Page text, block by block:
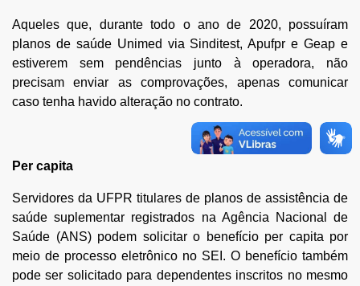
Aqueles que, durante todo o ano de 2020, possuíram
planos de saúde Unimed via Sinditest, Apufpr e Geap e
estiverem sem pendências junto à operadora, não
precisam enviar as comprovações, apenas comunicar
caso tenha havido alteração no contrato.
Per capita
Servidores da UFPR titulares de planos de assistência de
saúde suplementar registrados na Agência Nacional de
Saúde (ANS) podem solicitar o benefício per capita por
meio de processo eletrônico no SEI. O benefício também
pode ser solicitado para dependentes inscritos no mesmo